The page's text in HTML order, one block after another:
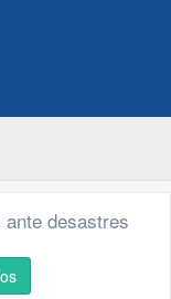
desastres